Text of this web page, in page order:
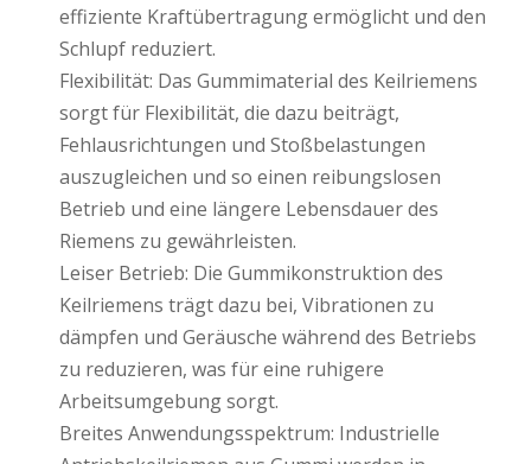
effiziente Kraftübertragung ermöglicht und den
Schlupf reduziert.
Flexibilität: Das Gummimaterial des Keilriemens
sorgt für Flexibilität, die dazu beiträgt,
Fehlausrichtungen und Stoßbelastungen
auszugleichen und so einen reibungslosen
Betrieb und eine längere Lebensdauer des
Riemens zu gewährleisten.
Leiser Betrieb: Die Gummikonstruktion des
Keilriemens trägt dazu bei, Vibrationen zu
dämpfen und Geräusche während des Betriebs
zu reduzieren, was für eine ruhigere
Arbeitsumgebung sorgt.
Breites Anwendungsspektrum: Industrielle